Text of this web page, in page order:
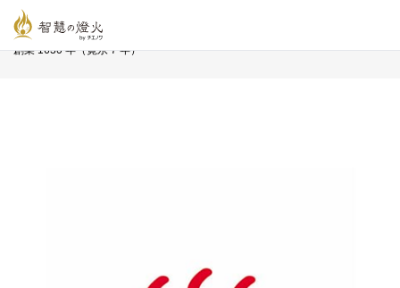
智慧の燈火オンライン
創業 1630 年（寛永 7 年）